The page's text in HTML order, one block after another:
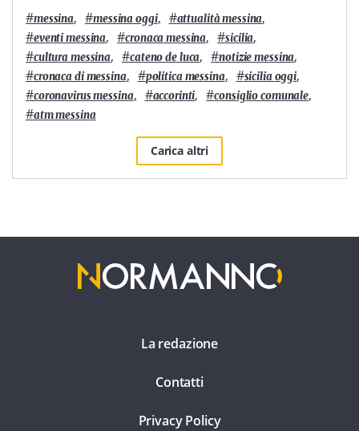
#messina, #messina oggi, #attualità messina,
#eventi messina, #cronaca messina, #sicilia,
#cultura messina, #cateno de luca, #notizie messina,
#cronaca di messina, #politica messina, #sicilia oggi,
#coronavirus messina, #accorinti, #consiglio comunale,
#atm messina
Carica altri
La redazione
Contatti
Privacy Policy